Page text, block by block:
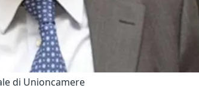
di Unioncamere